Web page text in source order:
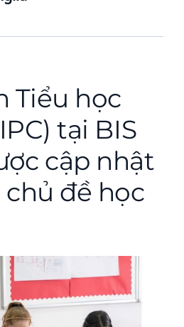
Tiểu học
tại BIS
cập nhật
đề học